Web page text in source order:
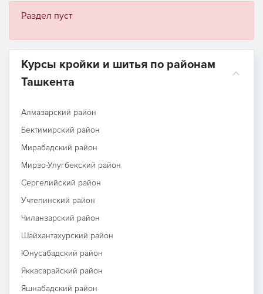
Раздел пуст
Курсы кройки и шитья по районам
Ташкента
Алмазарский район
Бектимирский район
Мирабадский район
Мирзо-Улугбекский район
Сергелийский район
Учтепинский район
Чиланзарский район
Шайхантахурский район
Юнусабадский район
Яккасарайский район
Яшнабадский район